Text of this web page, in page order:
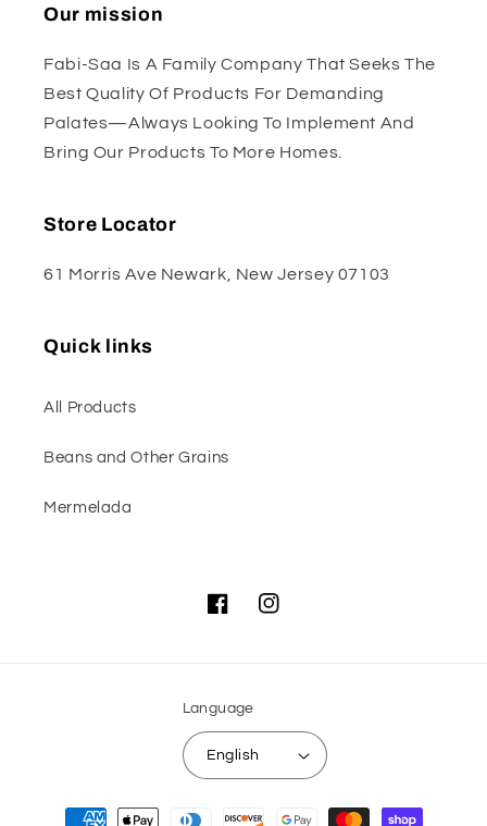
Our mission
Fabi-Saa Is A Family Company That Seeks The
Best Quality Of Products For Demanding
Palates—Always Looking To Implement And
Bring Our Products To More Homes.
Store Locator
61 Morris Ave Newark, New Jersey 07103
Quick links
All Products
Beans and Other Grains
Mermelada
FacebookInstagram
Language
English
Payment